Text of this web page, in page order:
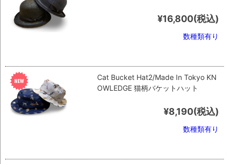
¥16,800(税込)
数種類有り
Cat Bucket Hat2/Made In Tokyo KN
OWLEDGE 猫柄バケットハット
¥8,190(税込)
数種類有り